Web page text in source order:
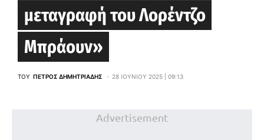
μεταγραφή του Λορέντζο
Μπράουν»
ΤΟΥ ΠΈΤΡΟΣ ΔΗΜΗΤΡΙΆΔΗΣ 28 ΙΟΥΝΊΟΥ 2025 | 09:13
Advertisement